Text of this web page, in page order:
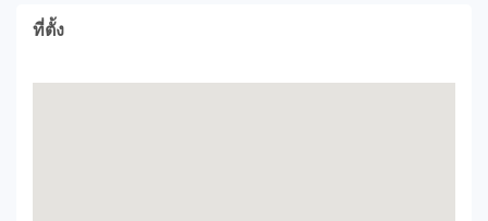
ที่ตั้ง